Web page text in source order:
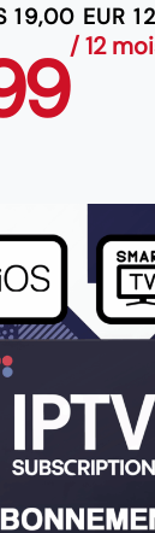
19,00 EUR
/ 12